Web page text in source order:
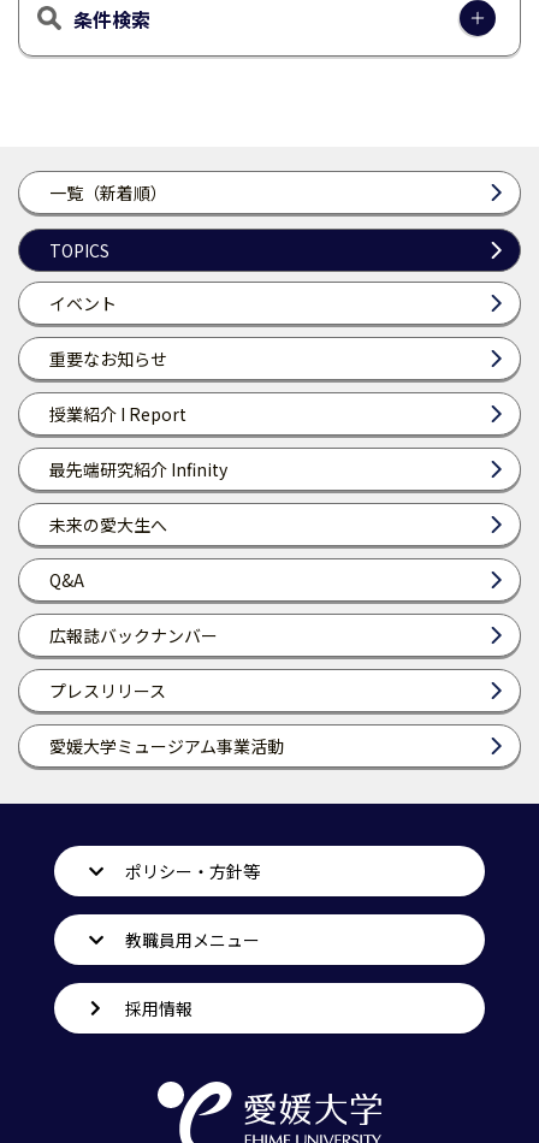
一覧（新着順）
TOPICS
イベント
重要なお知らせ
授業紹介 I Report
最先端研究紹介 Infinity
未来の愛大生へ
Q&A
広報誌バックナンバー
プレスリリース
愛媛大学ミュージアム事業活動
条件検索
ポリシー・方針等
教職員用メニュー
採用情報